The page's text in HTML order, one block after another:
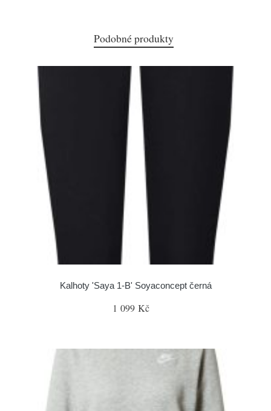
Podobné produkty
Kalhoty 'Saya 1-B' Soyaconcept černá
1 099 Kč